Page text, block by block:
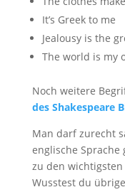
It’s Greek to me
Jealousy is the
The world is my
Noch weitere
des Shakespeare
Man darf zurecht
englische
zu den
Wusstest du